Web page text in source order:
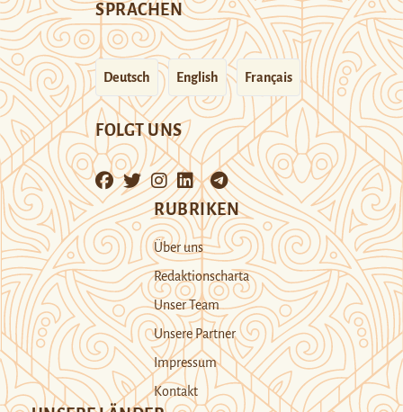
SPRACHEN
Deutsch English Français
FOLGT UNS
RUBRIKEN
Über uns
Redaktionscharta
Unser Team
Unsere Partner
Impressum
Kontakt